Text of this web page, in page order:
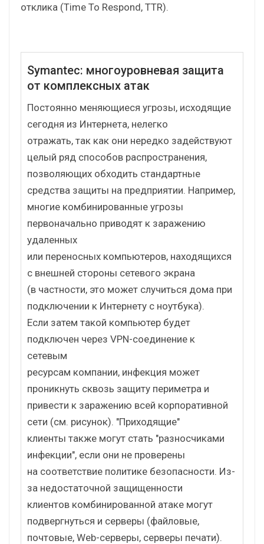
отклика (Time To Respond, TTR).
Symantec: многоуровневая защита
от комплексных атак
Постоянно меняющиеся угрозы, исходящие
сегодня из Интернета, нелегко
отражать, так как они нередко задействуют
целый ряд способов распространения,
позволяющих обходить стандартные
средства защиты на предприятии. Например,
многие комбинированные угрозы
первоначально приводят к заражению
удаленных
или переносных компьютеров, находящихся
с внешней стороны сетевого экрана
(в частности, это может случиться дома при
подключении к Интернету с ноутбука).
Если затем такой компьютер будет
подключен через VPN-соединение к
сетевым
ресурсам компании, инфекция может
проникнуть сквозь защиту периметра и
привести к заражению всей корпоративной
сети (см. рисунок). "Приходящие"
клиенты также могут стать "разносчиками
инфекции", если они не проверены
на соответствие политике безопасности. Из-
за недостаточной защищенности
клиентов комбинированной атаке могут
подвергнуться и серверы (файловые,
почтовые, Web-серверы, серверы печати).